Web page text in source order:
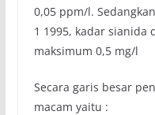
0,05 ppm/l.
1 1995, kadar sianida
maksimum 0,5 mg/l
Secara garis besar
macam yaitu :